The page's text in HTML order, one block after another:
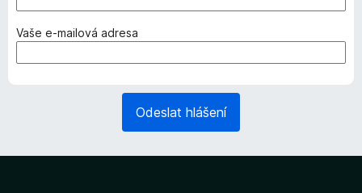
y
ž
d
Vaše e-mailová adresa
y
d
o
Odeslat hlášení